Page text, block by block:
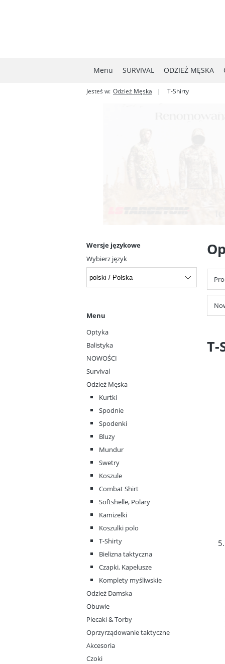
Menu SURVIVAL ODZIEŻ MĘSKA
Jesteś w: Odzież Męska T-Shirty
Wersje językowe
Wybierz język
Menu
Optyka
Balistyka
NOWOŚCI
Survival
Odzież Męska
Kurtki
Spodnie
Spodenki
Bluzy
Mundur
Swetry
Koszule
Combat Shirt
Softshelle, Polary
Kamizelki
Koszulki polo
T-Shirty
Bielizna taktyczna
Czapki, Kapelusze
Komplety myśliwskie
Odzież Damska
Obuwie
Plecaki & Torby
Oprzyrządowanie taktyczne
Akcesoria
Czoki
T-